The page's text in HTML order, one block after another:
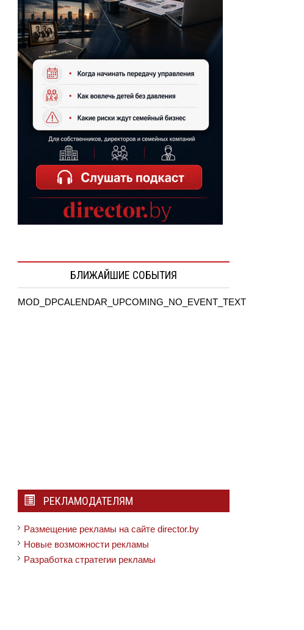
БЛИЖАЙШИЕ СОБЫТИЯ
MOD_DPCALENDAR_UPCOMING_NO_EVENT_TEXT
РЕКЛАМОДАТЕЛЯМ
Размещение рекламы на сайте director.by
Новые возможности рекламы
Разработка стратегии рекламы